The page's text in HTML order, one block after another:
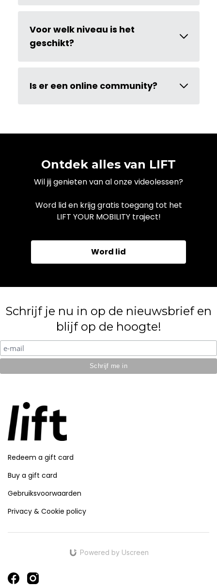
Voor welk niveau is het
geschikt?
Is er een online community?
Ontdek alles van LIFT
Wil jij genieten van al onze videolessen?
Word lid en krijg gratis toegang tot het
LIFT YOUR MOBILITY traject!
Word lid
Schrijf je nu in op de nieuwsbrief en
blijf op de hoogte!
Redeem a gift card
Buy a gift card
Gebruiksvoorwaarden
Privacy & Cookie policy
Powered by Uscreen